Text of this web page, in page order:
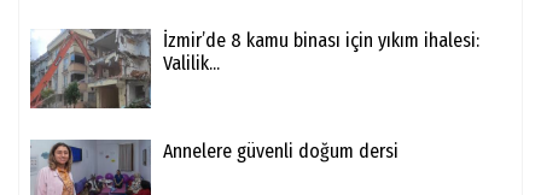
İzmir’de 8 kamu binası için yıkım ihalesi:
Valilik...
Annelere güvenli doğum dersi